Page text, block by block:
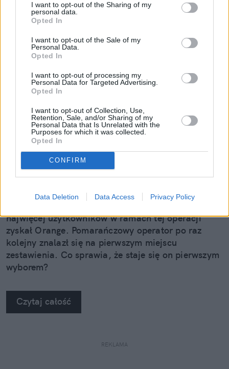
I want to opt-out of the Sharing of my
personal data.
Opted In
I want to opt-out of the Sale of my
Personal Data.
Opted In
I want to opt-out of processing my
Personal Data for Targeted Advertising.
Opted In
I want to opt-out of Collection, Use,
Retention, Sale, and/or Sharing of my
Personal Data that Is Unrelated with the
Purposes for which it was collected.
Opted In
CONFIRM
Data Deletion Data Access Privacy Policy
Orange znów na czele. Powody, dla
których tyle osób przenosi do niego
numery
Ponad 360 000 numerów przeniesiono w II kwartale
najwięcej użytkowników w ramach tej operacji
zyskał Orange. Pomarańczowy operator po raz
kolejny znalazł się na pierwszym miejscu
zestawienia. Co sprawia, że staje się on pierwszym
wyborem?
Czytaj całość
REKLAMA